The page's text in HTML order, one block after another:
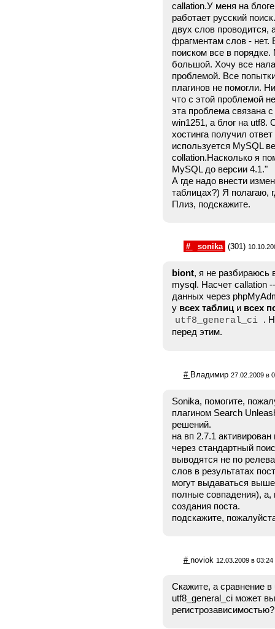
callation.У меня на
работает русский
двух слов проводится,
фрагментам слов - нет.
поиском все в
большой. Хочу все
проблемой. Все
плагинов не помогли.
что с этой проблемой
эта проблема связана
win1251, а блог на utf8.
хостинга получил
используется MySQL
collation.Насколько я
MySQL до версии 4.1."
А где надо внести
таблицах?) Я полагаю,
Плиз, подскажите.
# sonika (301)
biont, я не разбираюсь
mysql. Насчет callation
данных через
у всех таблици всех
utf8_general_ci
.
перед этим.
# Владимир 27.02.2009 в
Sonika, помогите,
плагином Search
решений.
на вп 2.7.1
через стандартный
выводятся не по
слов в результатах
могут выдаваться
полные совпадения), а,
создания поста.
подскажите,
# noviok 12.03.2009 в 03:24
Скажите, а сравнение
utf8_general_ci может